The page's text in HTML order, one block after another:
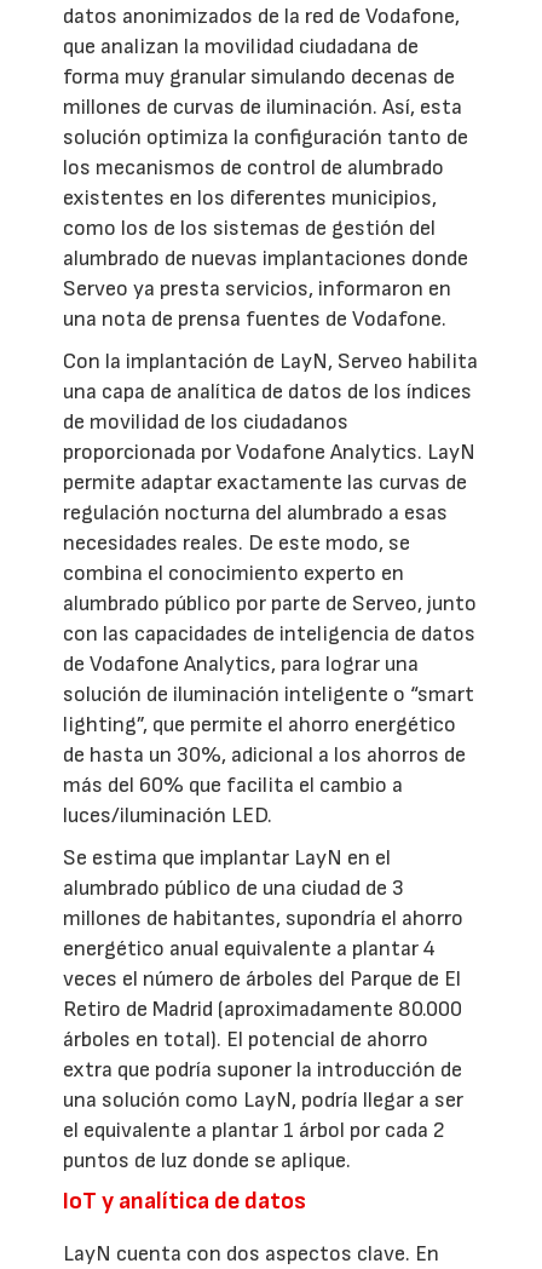
datos anonimizados de la red de Vodafone,
que analizan la movilidad ciudadana de
forma muy granular simulando decenas de
millones de curvas de iluminación. Así, esta
solución optimiza la configuración tanto de
los mecanismos de control de alumbrado
existentes en los diferentes municipios,
como los de los sistemas de gestión del
alumbrado de nuevas implantaciones donde
Serveo ya presta servicios, informaron en
una nota de prensa fuentes de Vodafone.
Con la implantación de LayN, Serveo habilita
una capa de analítica de datos de los índices
de movilidad de los ciudadanos
proporcionada por Vodafone Analytics. LayN
permite adaptar exactamente las curvas de
regulación nocturna del alumbrado a esas
necesidades reales. De este modo, se
combina el conocimiento experto en
alumbrado público por parte de Serveo, junto
con las capacidades de inteligencia de datos
de Vodafone Analytics, para lograr una
solución de iluminación inteligente o “smart
lighting”, que permite el ahorro energético
de hasta un 30%, adicional a los ahorros de
más del 60% que facilita el cambio a
luces/iluminación LED.
Se estima que implantar LayN en el
alumbrado público de una ciudad de 3
millones de habitantes, supondría el ahorro
energético anual equivalente a plantar 4
veces el número de árboles del Parque de El
Retiro de Madrid (aproximadamente 80.000
árboles en total). El potencial de ahorro
extra que podría suponer la introducción de
una solución como LayN, podría llegar a ser
el equivalente a plantar 1 árbol por cada 2
puntos de luz donde se aplique.
IoT y analítica de datos
LayN cuenta con dos aspectos clave. En